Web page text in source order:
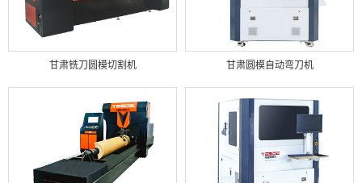
甘肃铣刀圆模切割机 甘肃圆模自动弯刀机